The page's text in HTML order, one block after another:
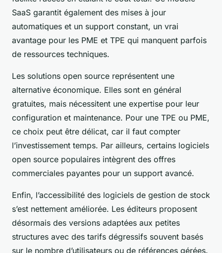
SaaS garantit également des mises à jour
automatiques et un support constant, un vrai
avantage pour les PME et TPE qui manquent parfois
de ressources techniques.
Les solutions open source représentent une
alternative économique. Elles sont en général
gratuites, mais nécessitent une expertise pour leur
configuration et maintenance. Pour une TPE ou PME,
ce choix peut être délicat, car il faut compter
l’investissement temps. Par ailleurs, certains logiciels
open source populaires intègrent des offres
commerciales payantes pour un support avancé.
Enfin, l’accessibilité des logiciels de gestion de stock
s’est nettement améliorée. Les éditeurs proposent
désormais des versions adaptées aux petites
structures avec des tarifs dégressifs souvent basés
sur le nombre d’utilisateurs ou de références gérées.